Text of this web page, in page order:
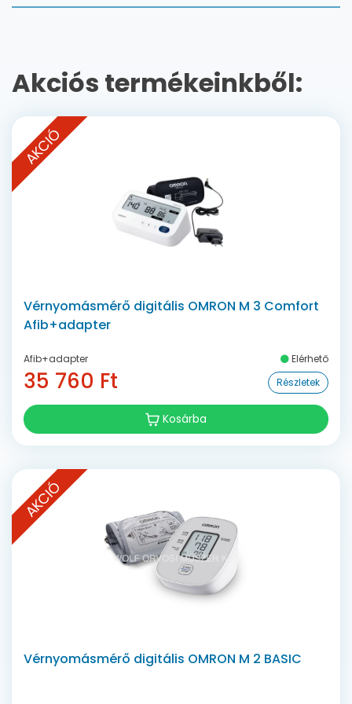
Akciós termékeinkből:
AKCIÓ
Vérnyomásmérő digitális OMRON M 3 Comfort
Afib+adapter
Afib+adapter Elérhető
35 760 Ft Részletek
Kosárba
AKCIÓ
Vérnyomásmérő digitális OMRON M 2 BASIC